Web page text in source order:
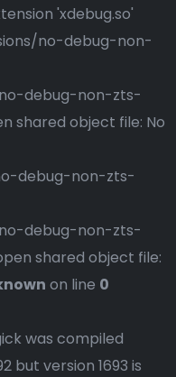
'xdebug.so'
no-debug-non-
debug-non-zts-
shared object file: No
debug-non-zts-
debug-non-zts-
shared object file:
on line 0
was compiled
but version 1693 is